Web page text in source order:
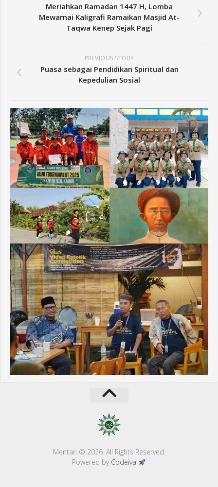
Meriahkan Ramadan 1447 H, Lomba
Mewarnai Kaligrafi Ramaikan Masjid At-
Taqwa Kenep Sejak Pagi
PREVIOUS STORY
Puasa sebagai Pendidikan Spiritual dan
Kepedulian Sosial
Mentari © 2026. All Rights Reserved.
Powered by Codeiva